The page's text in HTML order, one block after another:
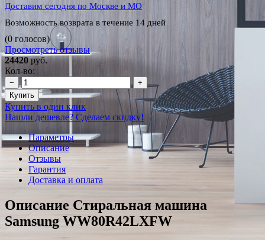
Доставим сегодня по Москве и МО
Возможность возврата в течение 14 дней
(0 голосов)
Просмотреть отзывы
24420руб.
Кол-во:
−
+
Купить
Купить в один клик
Нашли дешевле? Сделаем скидку!
Параметры
Описание
Отзывы
Гарантия
Доставка и оплата
Описание Стиральная машина
Samsung WW80R42LXFW